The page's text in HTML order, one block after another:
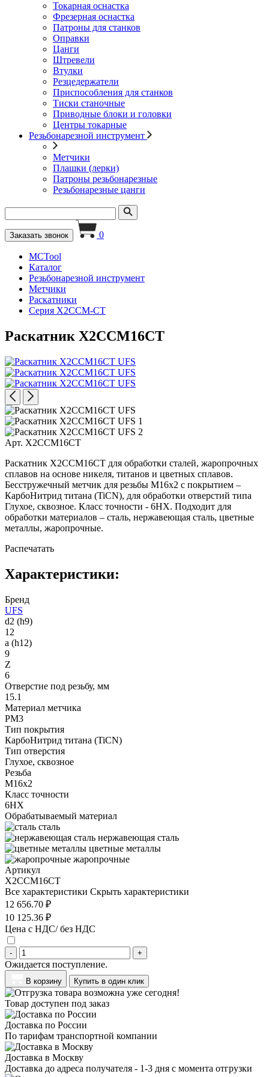
Токарная оснастка
Фрезерная оснастка
Патроны для станков
Оправки
Цанги
Штревели
Втулки
Резцедержатели
Приспособления для станков
Тиски станочные
Приводные блоки и головки
Центры токарные
Резьбонарезной инструмент
Метчики
Плашки (лерки)
Патроны резьбонарезные
Резьбонарезные цанги
Заказать звонок 0
MCTool
Каталог
Резьбонарезной инструмент
Метчики
Раскатники
Серия X2CCM-CT
Раскатник X2CCM16CT
Арт. X2CCM16CT
Раскатник X2CCM16CT для обработки сталей, жаропрочных
сплавов на основе никеля, титанов и цветных сплавов.
Бесстружечный метчик для резьбы M16x2 с покрытием –
КарбоНитрид титана (TiCN), для обработки отверстий типа
Глухое, сквозное. Класс точности - 6HX. Подходит для
обработки материалов – сталь, нержавеющая сталь, цветные
металлы, жаропрочные.
Распечатать
Характеристики:
Бренд
UFS
d2 (h9)
12
a (h12)
9
Z
6
Отверстие под резьбу, мм
15.1
Материал метчика
PM3
Тип покрытия
КарбоНитрид титана (TiCN)
Тип отверстия
Глухое, сквозное
Резьба
M16x2
Класс точности
6HX
Обрабатываемый материал
сталь
нержавеющая сталь
цветные металлы
жаропрочные
Артикул
X2CCM16CT
Все характеристики Скрыть характеристики
12 656.70 ₽
10 125.36 ₽
Цена с НДС/ без НДС
- +
Ожидается поступление.
В корзину Купить в один клик
Товар доступен под заказ
Доставка по России
По тарифам транспортной компании
Доставка в Москву
Доставка до адреса получателя - 1-3 дня с момента отгрузки